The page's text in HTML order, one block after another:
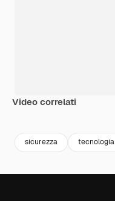
Video correlati
sicurezza tecnologia